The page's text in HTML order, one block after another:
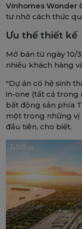
Vinhomes Wonder
tư nhờ cách thức
Ưu thế thiết kế
Mở bán từ ngày 10/
nhiều khách hàng
"Dự án có hệ sinh
in-one (tất cả trong
bất động sản phía
một trong những vị
đầu tiên, cho biết.